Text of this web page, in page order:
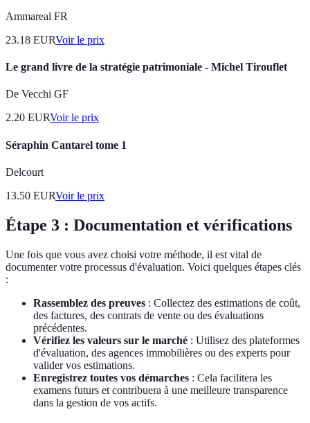
Ammareal FR
23.18 EURVoir le prix
Le grand livre de la stratégie patrimoniale - Michel Tirouflet
De Vecchi GF
2.20 EURVoir le prix
Séraphin Cantarel tome 1
Delcourt
13.50 EURVoir le prix
Étape 3 : Documentation et vérifications
Une fois que vous avez choisi votre méthode, il est vital de
documenter votre processus d'évaluation. Voici quelques étapes clés
:
Rassemblez des preuves : Collectez des estimations de coût,
des factures, des contrats de vente ou des évaluations
précédentes.
Vérifiez les valeurs sur le marché : Utilisez des plateformes
d'évaluation, des agences immobilières ou des experts pour
valider vos estimations.
Enregistrez toutes vos démarches : Cela facilitera les
examens futurs et contribuera à une meilleure transparence
dans la gestion de vos actifs.